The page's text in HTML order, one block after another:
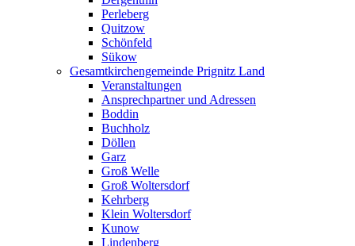
Perleberg
Quitzow
Schönfeld
Sükow
Gesamtkirchengemeinde Prignitz Land
Veranstaltungen
Ansprechpartner und Adressen
Boddin
Buchholz
Döllen
Garz
Groß Welle
Groß Woltersdorf
Kehrberg
Klein Woltersdorf
Kunow
Lindenberg